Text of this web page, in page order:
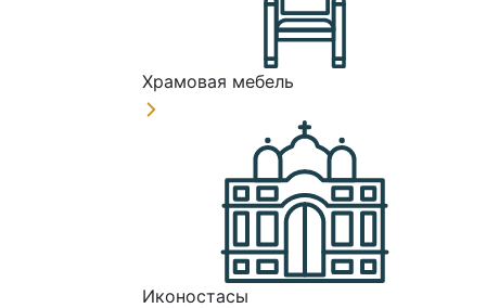
Храмовая мебель
Иконостасы